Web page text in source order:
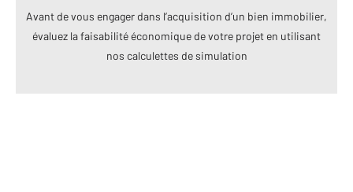
Avant de vous engager dans l’acquisition d’un bien immobilier,
évaluez la faisabilité économique de votre projet en utilisant
nos calculettes de simulation